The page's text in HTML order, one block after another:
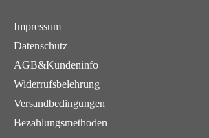
Impressum
Datenschutz
AGB&Kundeninfo
Widerrufsbelehrung
Versandbedingungen
Bezahlungsmethoden